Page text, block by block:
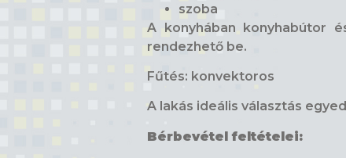
szoba
A konyhában konyhabútor
rendezhető be.
Fűtés: konvektoros
A lakás ideális választás
Bérbevétel feltételei: